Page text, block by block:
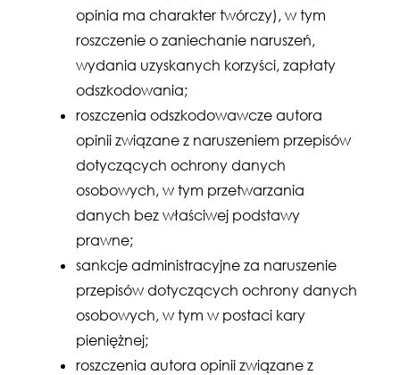
opinia ma charakter twórczy), w tym
roszczenie o zaniechanie naruszeń,
wydania uzyskanych korzyści, zapłaty
odszkodowania;
roszczenia odszkodowawcze autora
opinii związane z naruszeniem przepisów
dotyczących ochrony danych
osobowych, w tym przetwarzania
danych bez właściwej podstawy
prawne;
sankcje administracyjne za naruszenie
przepisów dotyczących ochrony danych
osobowych, w tym w postaci kary
pieniężnej;
roszczenia autora opinii związane z